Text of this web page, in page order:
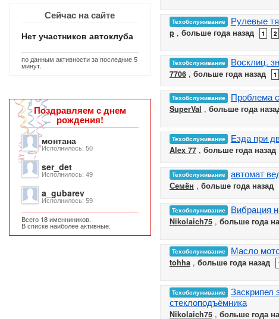
Техобслуживание Рулевые
p, больше года назад 1 2
Техобслуживание Восклиц.
7706, больше года назад 1
Техобслуживание Проблема
SuperVal , больше года
Техобслуживание Езда при
Alex 77, больше года назад
Техобслуживание автомат
Семён , больше года назад
Техобслуживание Вибрация
Nikolaich75, больше года
Техобслуживание Масло
tohha, больше года назад
Техобслуживание
Заскрипел
стеклоподъёмника
Nikolaich75, больше года
Сейчас на сайте
Нет участников автоклуба
по данным активности за последние 5
минут.
Поздравляем с днем
рождения!
монтана
Исполнилось: 50
ser_det
Исполнилось: 49
a_gubarev
Исполнилось: 59
Всего 18 именниников.
В списке наиболее активные.